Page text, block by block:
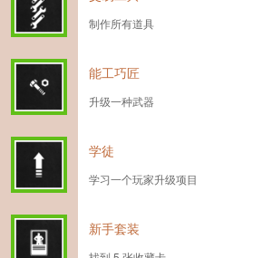
制作所有道具
能工巧匠
升级一种武器
学徒
学习一个玩家升级项目
新手套装